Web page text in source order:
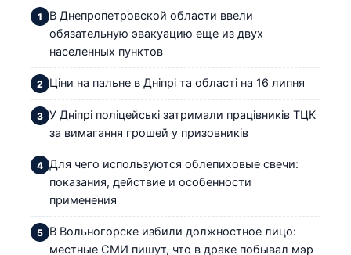
В Днепропетровской области ввели
обязательную эвакуацию еще из двух
населенных пунктов
Ціни на пальне в Дніпрі та області на 16 липня
У Дніпрі поліцейські затримали працівників ТЦК
за вимагання грошей у призовників
Для чего используются облепиховые свечи:
показания, действие и особенности
применения
В Вольногорске избили должностное лицо:
местные СМИ пишут, что в драке побывал мэр